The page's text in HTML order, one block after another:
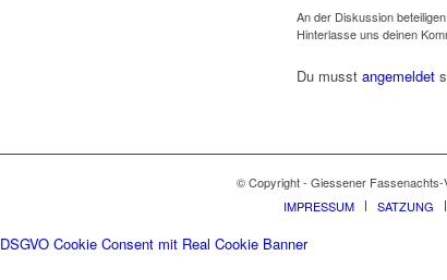
An der Diskussion
Hinterlasse uns deinen
Du musst angemeldet
© Copyright - Giessener Fassenachts-
IMPRESSUM
SATZUNG
DSGVO Cookie Consent mit Real Cookie Banner